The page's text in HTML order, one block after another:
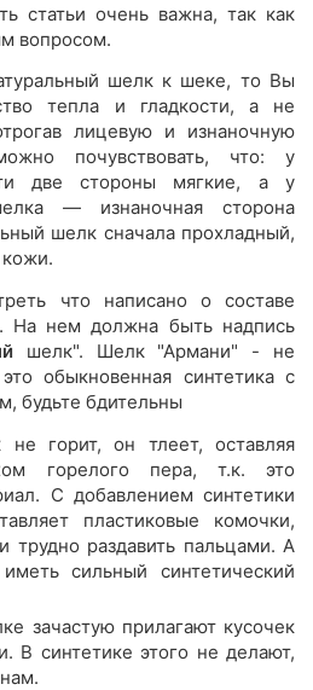
статьи очень важна, так как
вопросом.
шелк к шеке, то Вы
тепла и гладкости, а не
лицевую и изнаночную
почувствовать, что: у
две стороны мягкие, а у
— изнаночная сторона
шелк сначала прохладный,
кожи.
что написано о составе
На нем должна быть надпись
шелк". Шелк "Армани" - не
обыкновенная синтетика с
будьте бдительны
не горит, он тлеет, оставляя
горелого пера, т.к. это
С добавлением синтетики
пластиковые комочки,
трудно раздавить пальцами. А
сильный синтетический
зачастую прилагают кусочек
В синтетике этого не делают,